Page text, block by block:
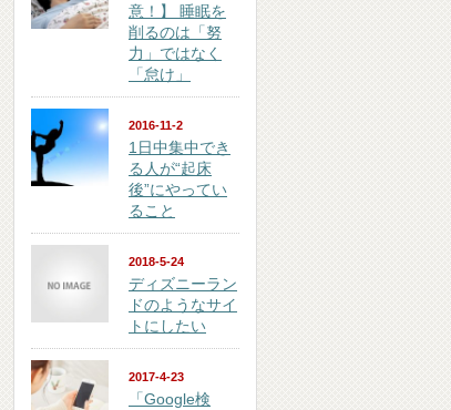
意！】 睡眠を
削るのは「努
力」ではなく
「怠け」
2016-11-2
1日中集中でき
る人が“起床
後”にやってい
ること
2018-5-24
ディズニーラン
ドのようなサイ
トにしたい
2017-4-23
「Google検